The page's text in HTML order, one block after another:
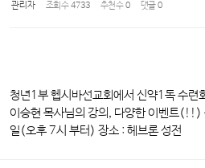
관리자 조회 수4733 추천 수0 댓글0
청년1부 헵시바선교회에서 신약1독 수련
이승현 목사님의 강의, 다양한 이벤트
일(오후 7시 부터) 장소 : 헤브론 성전